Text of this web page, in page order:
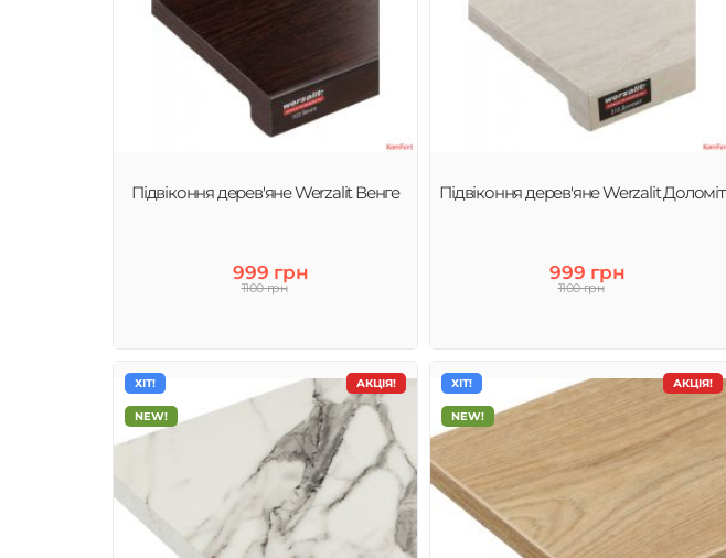
Підвіконня дерев'яне Werzalit Венге
999 грн
1100 грн
Підвіконня дерев'яне Werzalit Доломіт
999 грн
1100 грн
АКЦІЯ!
ХІТ!
NEW!
АКЦІЯ!
ХІТ!
NEW!